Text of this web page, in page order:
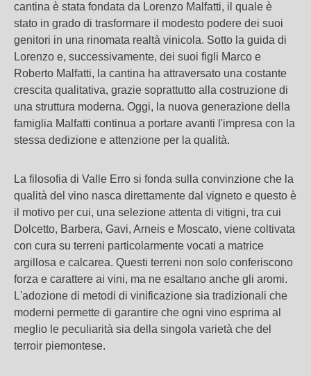
cantina è stata fondata da Lorenzo Malfatti, il quale è
stato in grado di trasformare il modesto podere dei suoi
genitori in una rinomata realtà vinicola. Sotto la guida di
Lorenzo e, successivamente, dei suoi figli Marco e
Roberto Malfatti, la cantina ha attraversato una costante
crescita qualitativa, grazie soprattutto alla costruzione di
una struttura moderna. Oggi, la nuova generazione della
famiglia Malfatti continua a portare avanti l'impresa con la
stessa dedizione e attenzione per la qualità.
La filosofia di Valle Erro si fonda sulla convinzione che la
qualità del vino nasca direttamente dal vigneto e questo è
il motivo per cui, una selezione attenta di vitigni, tra cui
Dolcetto, Barbera, Gavi, Arneis e Moscato, viene coltivata
con cura su terreni particolarmente vocati a matrice
argillosa e calcarea. Questi terreni non solo conferiscono
forza e carattere ai vini, ma ne esaltano anche gli aromi.
L'adozione di metodi di vinificazione sia tradizionali che
moderni permette di garantire che ogni vino esprima al
meglio le peculiarità sia della singola varietà che del
terroir piemontese.